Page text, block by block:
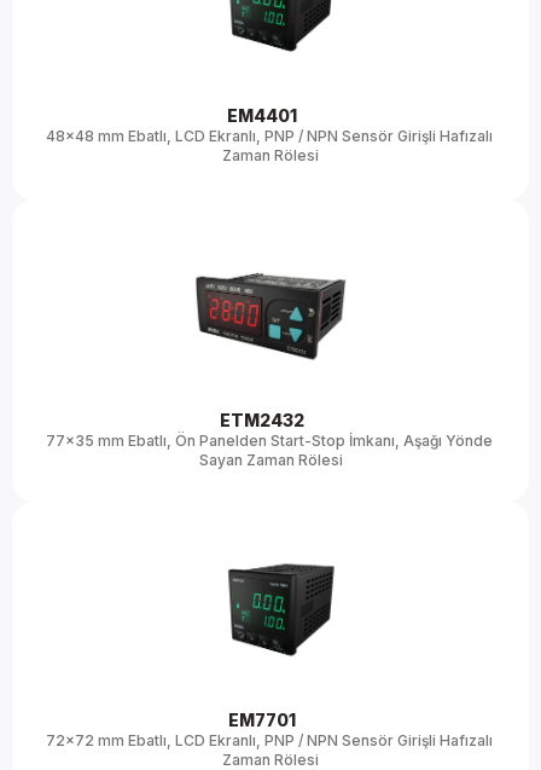
96x96
10-30V DC/8-24V AC
EM4401
48x48 mm Ebatlı, LCD Ekranlı, PNP / NPN Sensör Girişli Hafızalı
Zaman Rölesi
ETM2432
77x35 mm Ebatlı, Ön Panelden Start-Stop İmkanı, Aşağı Yönde
Sayan Zaman Rölesi
EM7701
72x72 mm Ebatlı, LCD Ekranlı, PNP / NPN Sensör Girişli Hafızalı
Zaman Rölesi